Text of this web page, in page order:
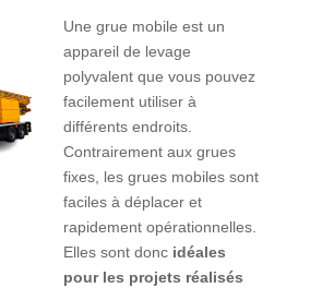
Une grue mobile est un
appareil de levage
polyvalent que vous pouvez
facilement utiliser à
différents endroits.
Contrairement aux grues
fixes, les grues mobiles sont
faciles à déplacer et
rapidement opérationnelles.
Elles sont donc idéales
pour les projets réalisés